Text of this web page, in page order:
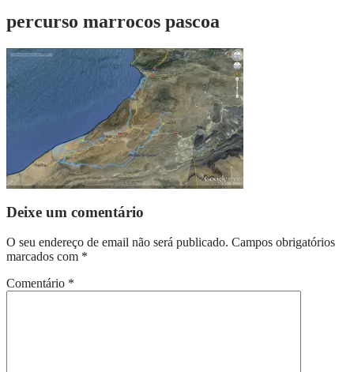
percurso marrocos pascoa
Deixe um comentário
O seu endereço de email não será publicado. Campos obrigatórios
marcados com *
Comentário *